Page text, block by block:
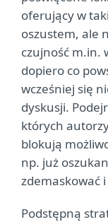
oferujący w
oszustem, ale
czujność m.in.
dopiero co
wcześniej się
dyskusji.
których
blokują
np. już
zdemaskować
Podstępną